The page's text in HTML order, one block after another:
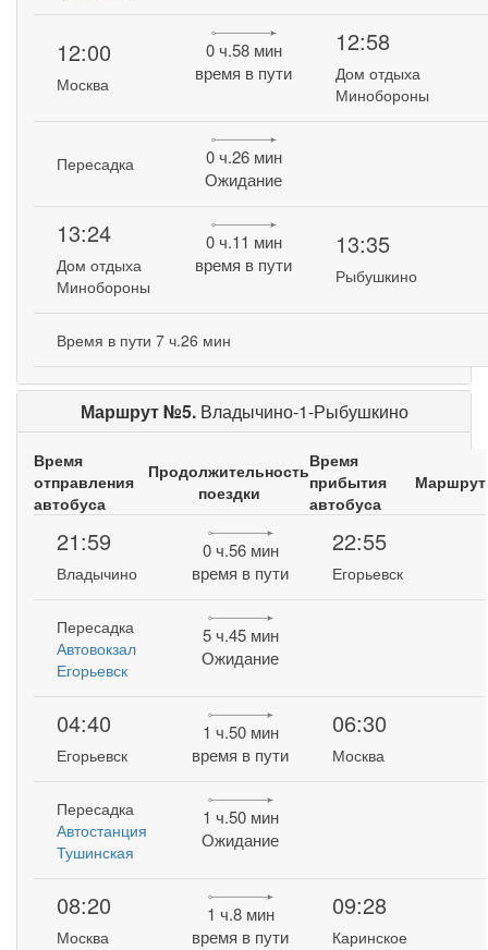
12:00
Москва
0 ч.58 мин
время в пути
12:58
Дом отдыха
Минобороны
Пересадка
0 ч.26 мин
Ожидание
13:24
Дом отдыха
Минобороны
0 ч.11 мин
время в пути
13:35
Рыбушкино
Время в пути 7 ч.26 мин
Маршрут №5. Владычино-1-Рыбушкино
Время
отправления
автобуса
Продолжительность
поездки
Время
прибытия
автобуса
Маршрут
21:59
Владычино
0 ч.56 мин
время в пути
22:55
Егорьевск
Пересадка
Автовокзал
Егорьевск
5 ч.45 мин
Ожидание
04:40
Егорьевск
1 ч.50 мин
время в пути
06:30
Москва
Пересадка
Автостанция
Тушинская
1 ч.50 мин
Ожидание
08:20
Москва
1 ч.8 мин
время в пути
09:28
Каринское